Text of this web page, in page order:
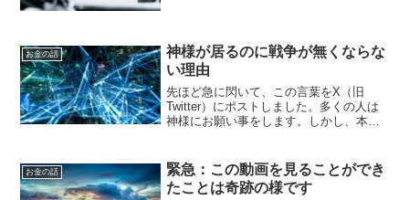
込み記事を書いていなか...
お金の話
神様が居るのに戦争が無くならな
い理由
先ほど急に閃いて、この言葉をX（旧
Twitter）にポストしました。多くの人は
神様にお願い事をします。しかし、本当
することが、すべての始まりなのです。
あなたの周りにある豊...
お金の話
緊急：この動画を見ることができ
たことは奇跡の様です